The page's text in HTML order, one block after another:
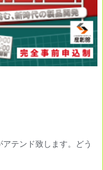
テンド致します。どう